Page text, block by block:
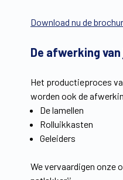
Download nu de
De afwerking
Het productieproces
worden ook de
De lamellen
Rolluikkasten
Geleiders
We vervaardigen onze